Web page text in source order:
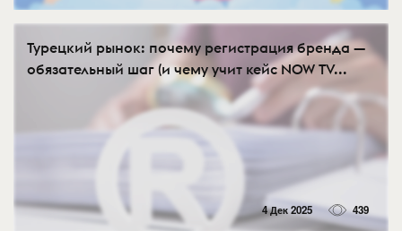
Турецкий рынок: почему регистрация бренда —
обязательный шаг (и чему учит кейс NOW TV...
4 Дек 2025 439